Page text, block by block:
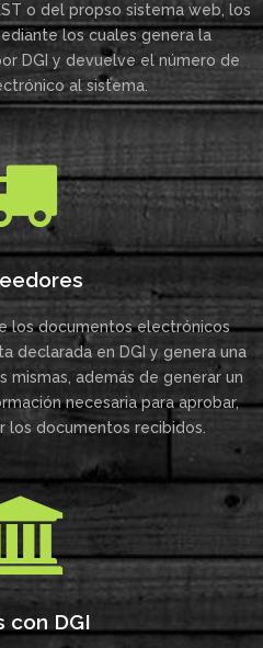
o del propso sistema web, los
los cuales genera la
DGI y devuelve el número de
al sistema.
los documentos electrónicos
declarada en DGI y genera una
mismas, además de generar un
necesaria para aprobar,
los documentos recibidos.
con DGI